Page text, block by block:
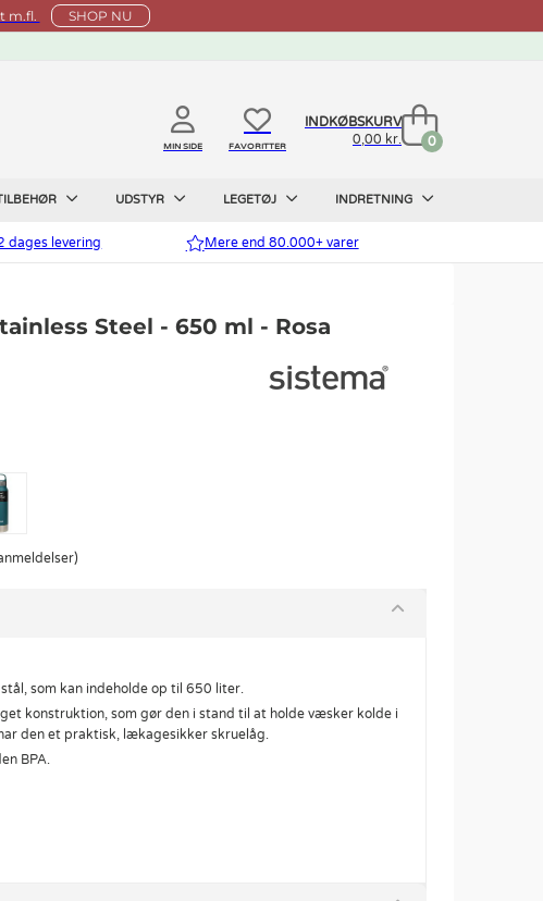
m.fl. SHOP NU
MIN SIDE FAVORITTER
INDKØBSKURV
0,00 kr.
0
UDSTYR LEGETØJ INDRETNING
dages levering Mere end 80.000+ varer
Steel - 650 ml - Rosa
som kan indeholde op til 650 liter.
konstruktion, som gør den i stand til at holde væsker kolde i
den et praktisk, lækagesikker skruelåg.
BPA.